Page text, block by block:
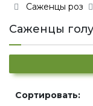
Саженцы роз
Саженцы
Сортировать: